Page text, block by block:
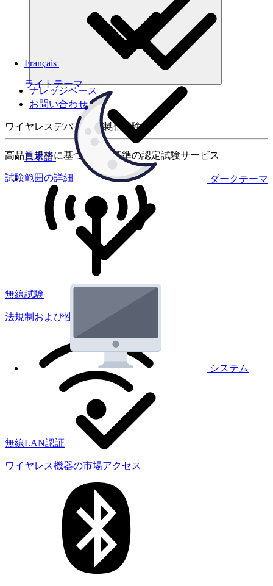
ライトテーマ
ダークテーマ
システム
Français
日本語
ナレッジベース
お問い合わせ
ワイヤレスデバイスの製品試験
高品質規格に基づく国際基準の認定試験サービス
試験範囲の詳細
無線試験
法規制および性能試験
無線LAN認証
ワイヤレス機器の市場アクセス